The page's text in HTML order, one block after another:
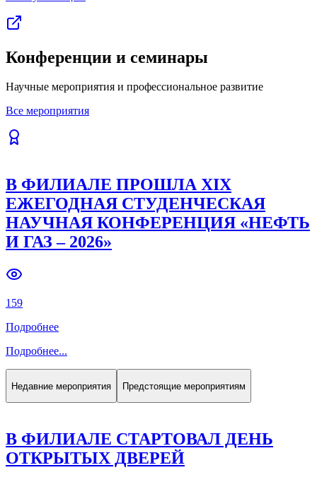
Конференции и семинары
Научные мероприятия и профессиональное развитие
Все мероприятия
В ФИЛИАЛЕ ПРОШЛА XIX
ЕЖЕГОДНАЯ СТУДЕНЧЕСКАЯ
НАУЧНАЯ КОНФЕРЕНЦИЯ «НЕФТЬ
И ГАЗ – 2026»
159
Подробнее
Подробнее...
Недавние мероприятия Предстоящие мероприятиям
В ФИЛИАЛЕ СТАРТОВАЛ ДЕНЬ
ОТКРЫТЫХ ДВЕРЕЙ